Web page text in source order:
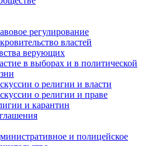
регулирование
властей
верующих
в выборах и в политической
о религии и власти
о религии и праве
и карантин
и полицейское